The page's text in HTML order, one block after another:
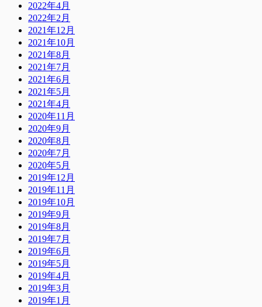
2022年4月
2022年2月
2021年12月
2021年10月
2021年8月
2021年7月
2021年6月
2021年5月
2021年4月
2020年11月
2020年9月
2020年8月
2020年7月
2020年5月
2019年12月
2019年11月
2019年10月
2019年9月
2019年8月
2019年7月
2019年6月
2019年5月
2019年4月
2019年3月
2019年1月